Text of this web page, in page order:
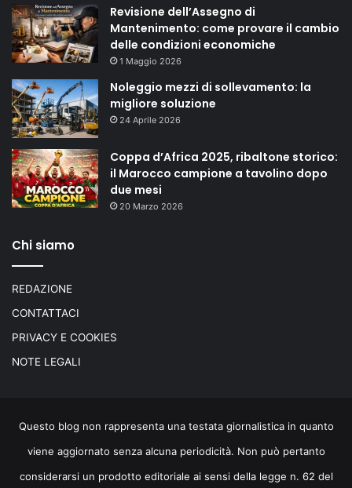
Revisione dell’Assegno di
Mantenimento: come provare il cambio
delle condizioni economiche
1 Maggio 2026
Noleggio mezzi di sollevamento: la
migliore soluzione
24 Aprile 2026
Coppa d’Africa 2025, ribaltone storico:
il Marocco campione a tavolino dopo
due mesi
20 Marzo 2026
Chi siamo
REDAZIONE
CONTATTACI
PRIVACY E COOKIES
NOTE LEGALI
Questo blog non rappresenta una testata giornalistica in quanto
viene aggiornato senza alcuna periodicità. Non può pertanto
considerarsi un prodotto editoriale ai sensi della legge n. 62 del